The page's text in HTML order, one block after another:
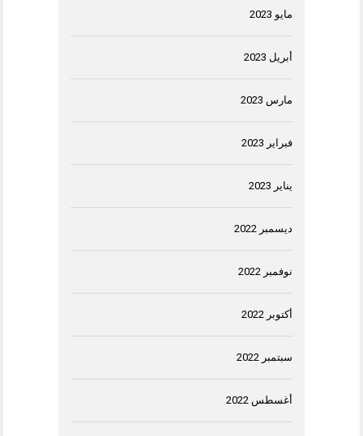
مايو 2023
أبريل 2023
مارس 2023
فبراير 2023
يناير 2023
ديسمبر 2022
نوفمبر 2022
أكتوبر 2022
سبتمبر 2022
أغسطس 2022